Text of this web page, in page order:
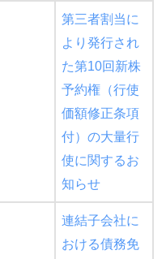
第三者割当に
より発行され
た第10回新株
予約権（行使
価額修正条項
付）の大量行
使に関するお
知らせ
連結子会社に
おける債務免